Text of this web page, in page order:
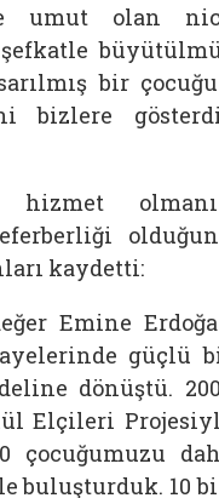
umut olan
bir
bizlere
hizmet
kaydetti:
Emine
güçlü
dönüştü.
Elçileri
buluşturduk. 10